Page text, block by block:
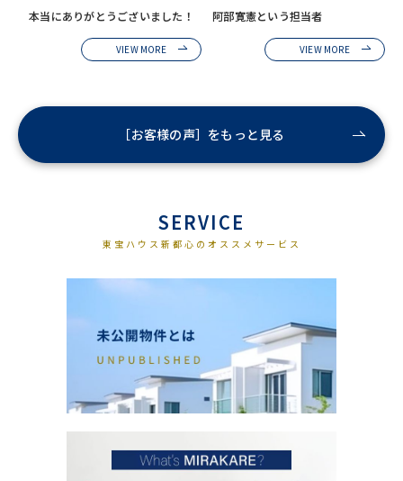
本当にありがとうございました！
VIEW MORE
阿部寛憲という担当者
VIEW MORE
［お客様の声］をもっと見る
SERVICE
東宝ハウス新都心のオススメサービス